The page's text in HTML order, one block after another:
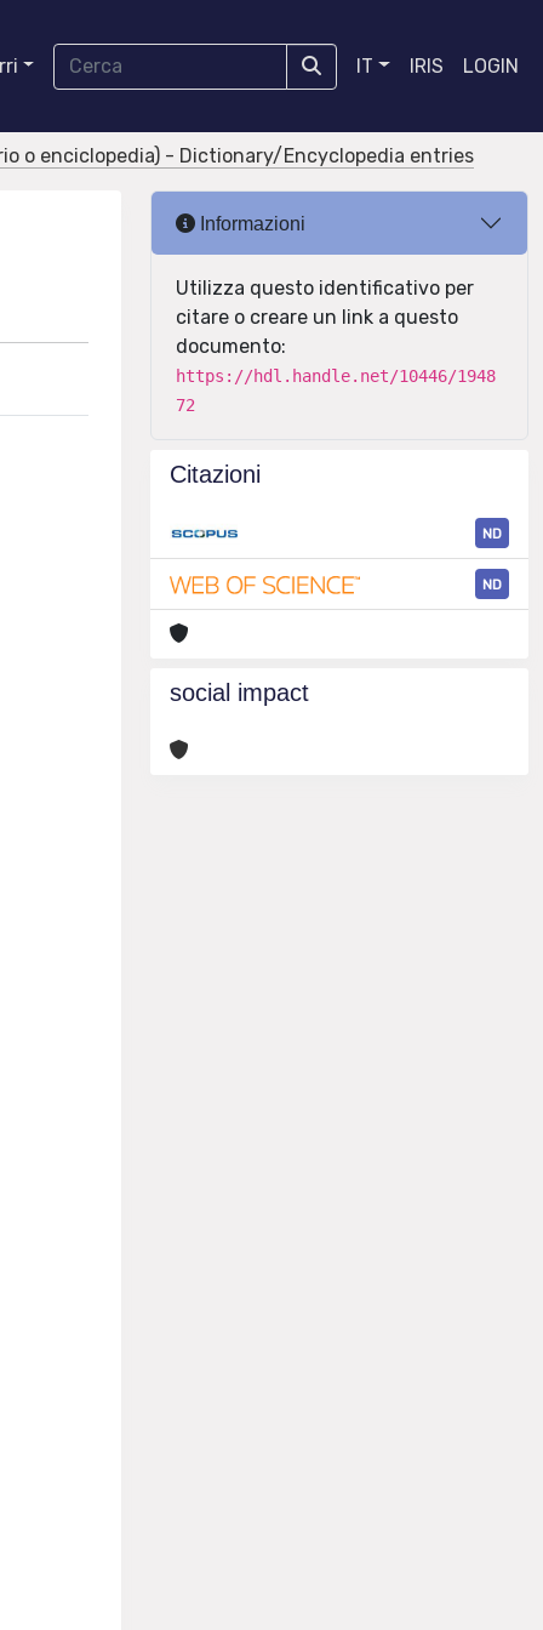
IT IRIS LOGIN
o enciclopedia) - Dictionary/Encyclopedia entries
Informazioni
Utilizza questo identificativo per
citare o creare un link a questo
documento:
https://hdl.handle.net/10446/1948
72
Citazioni
ND
ND
social impact